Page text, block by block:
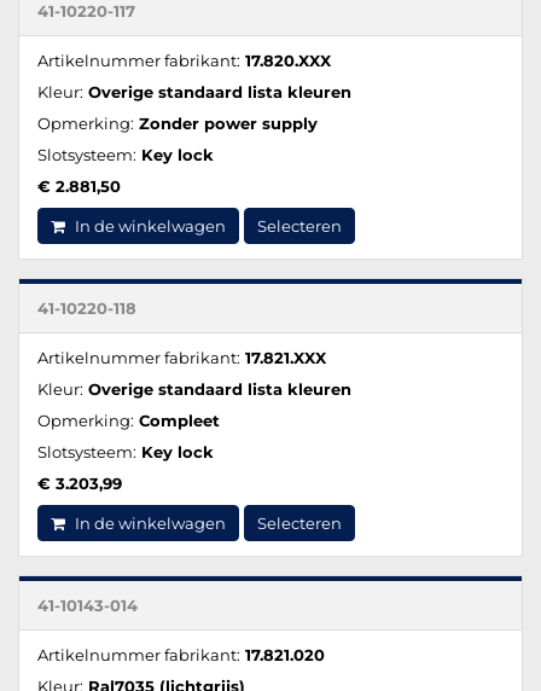
41-10220-117
Artikelnummer fabrikant: 17.820.XXX
Kleur: Overige standaard lista kleuren
Opmerking: Zonder power supply
Slotsysteem: Key lock
€ 2.881,50
In de winkelwagen Selecteren
41-10220-118
Artikelnummer fabrikant: 17.821.XXX
Kleur: Overige standaard lista kleuren
Opmerking: Compleet
Slotsysteem: Key lock
€ 3.203,99
In de winkelwagen Selecteren
41-10143-014
Artikelnummer fabrikant: 17.821.020
Kleur: Ral7035 (lichtgrijs)